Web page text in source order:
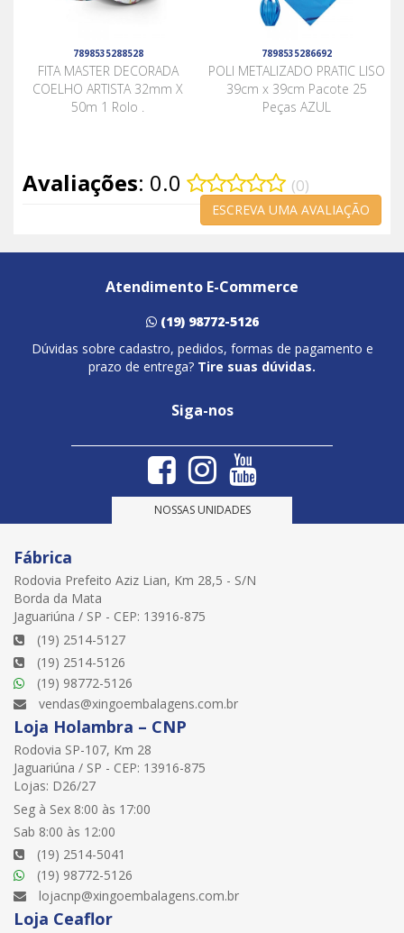
7898535288528
FITA MASTER DECORADA
COELHO ARTISTA 32mm X
50m 1 Rolo .
7898535286692
POLI METALIZADO PRATIC LISO
39cm x 39cm Pacote 25
Peças AZUL
Avaliações: 0.0 (0)
ESCREVA UMA AVALIAÇÃO
Atendimento E-Commerce
(19) 98772-5126
Dúvidas sobre cadastro, pedidos, formas de pagamento e
prazo de entrega? Tire suas dúvidas.
Siga-nos
NOSSAS UNIDADES
Fábrica
Rodovia Prefeito Aziz Lian, Km 28,5 - S/N
Borda da Mata
Jaguariúna / SP - CEP: 13916-875
(19) 2514-5127
(19) 2514-5126
(19) 98772-5126
vendas@xingoembalagens.com.br
Loja Holambra – CNP
Rodovia SP-107, Km 28
Jaguariúna / SP - CEP: 13916-875
Lojas: D26/27
Seg à Sex 8:00 às 17:00
Sab 8:00 às 12:00
(19) 2514-5041
(19) 98772-5126
lojacnp@xingoembalagens.com.br
Loja Ceaflor